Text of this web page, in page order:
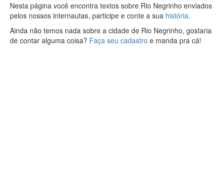
Nesta página você encontra textos sobre Rio Negrinho enviados
pelos nossos internautas, participe e conte a sua história.
Ainda não temos nada sobre a cidade de Rio Negrinho, gostaria
de contar alguma coisa? Faça seu cadastro e manda pra cá!